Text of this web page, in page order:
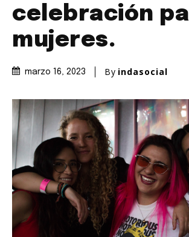
celebración
mujeres.
marzo 16, 2023 By indasocial